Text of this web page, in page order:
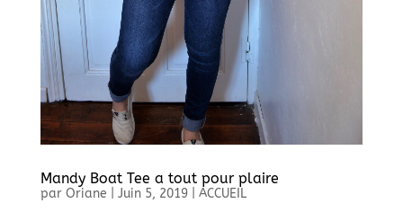
Mandy Boat Tee a tout pour plaire
par Oriane Juin 5, 2019| ACCUEIL